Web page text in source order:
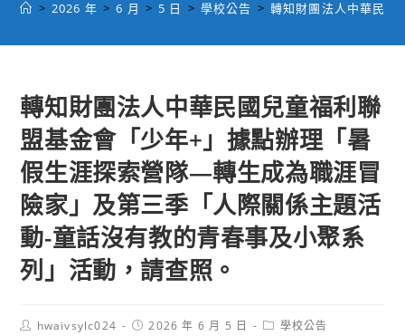
> 2026 年 > 6 月 > 5 日 > 學校公告 > 轉知財團法人中華民國
轉知財團法人中華民國兒童福利聯
盟基金會「少年+」據點辦理「暑
假生涯探索營隊—轉生成為職涯冒
險家」及第三季「人際關係主題活
動-童話沒有教的青春事及小聚系
列」活動，請查照。
Posthwaivsylc024
Post2026 年 6 月 5 日
Post學校公告